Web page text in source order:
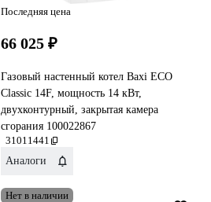
Последняя цена
66 025 ₽
Газовый настенный котел Baxi ECO
Classic 14F, мощность 14 кВт,
двухконтурный, закрытая камера
сгорания 100022867
31011441
Аналоги
Нет в наличии